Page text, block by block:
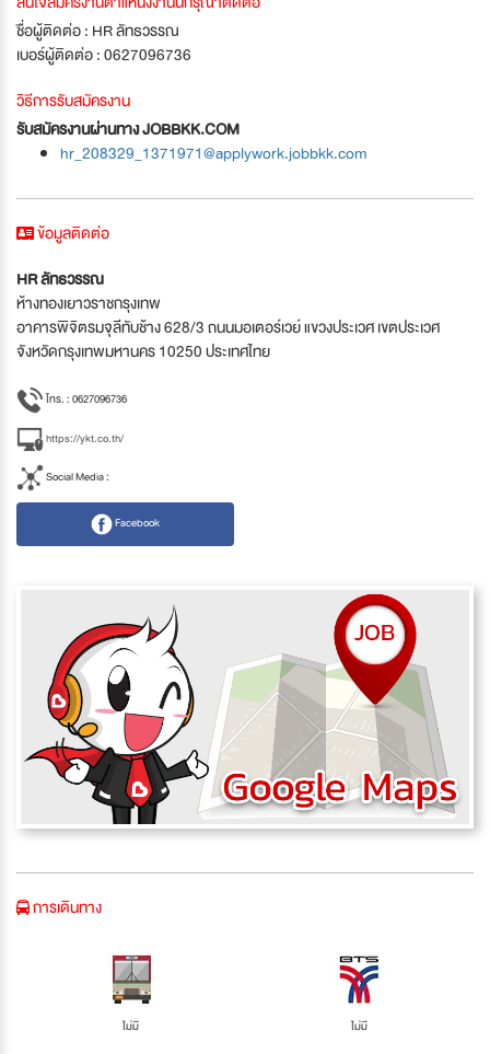
ชื่อผู้ติดต่อ : HR ลัทธวรรณ
เบอร์ผู้ติดต่อ : 0627096736
วิธีการรับสมัครงาน
รับสมัครงานผ่านทาง JOBBKK.COM
hr_208329_1371971@applywork.jobbkk.com
ข้อมูลติดต่อ
HR ลัทธวรรณ
ห้างทองเยาวราชกรุงเทพ
อาคารพิจิตรมจุลีทับช้าง 628/3 ถนนมอเตอร์เวย์ แขวงประเวศ เขตประเวศ
จังหวัดกรุงเทพมหานคร 10250 ประเทศไทย
โทร. : 0627096736
https://ykt.co.th/
Social Media :
Facebook
การเดินทาง
ไม่มี ไม่มี